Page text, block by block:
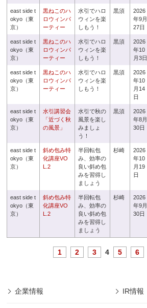
east side t
okyo（東
京）
黒ねこのハ
ロウィンパ
ーティー
水引でハロ
ウィンを楽
しもう！
黒須
2026
年9月
27日
east side t
okyo（東
京）
黒ねこのハ
ロウィンパ
ーティー
水引でハロ
ウィンを楽
しもう！
黒須
2026
年10
月3日
east side t
okyo（東
京）
黒ねこのハ
ロウィンパ
ーティー
水引でハロ
ウィンを楽
しもう！
黒須
2026
年10
月14
日
east side t
okyo（東
京）
水引講習会
「近づく秋
の風景」
水引で秋の
風景を楽し
みましょ
う！
黒須
2026
年8月
30日
east side t
okyo（東
京）
斜め包み特
化講座VO
L.2
半回転包
み、効率の
良い斜め包
みを習得し
ましょう
杉崎
2026
年10
月19
日
east side t
okyo（東
京）
斜め包み特
化講座VO
L.2
半回転包
み、効率の
良い斜め包
みを習得し
ましょう
杉崎
2026
年9月
30日
1 2 3 4 5 6
企業情報 IR情報